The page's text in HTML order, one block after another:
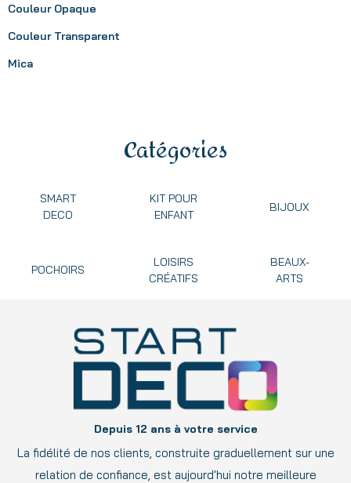
Couleur Opaque
Couleur Transparent
Mica
Catégories
SMART
DECO
KIT POUR
ENFANT
BIJOUX
POCHOIRS
LOISIRS
CRÉATIFS
BEAUX-
ARTS
Depuis 12 ans à votre service
La fidélité de nos clients, construite graduellement sur une
relation de confiance, est aujourd'hui notre meilleure